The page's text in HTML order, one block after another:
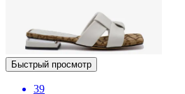
Быстрый просмотр
39